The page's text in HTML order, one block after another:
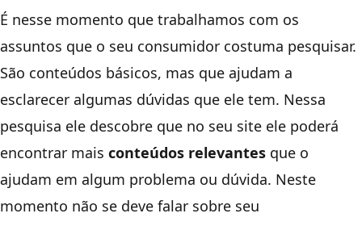
É nesse momento que trabalhamos com os
assuntos que o seu consumidor costuma pesquisar.
São conteúdos básicos, mas que ajudam a
esclarecer algumas dúvidas que ele tem. Nessa
pesquisa ele descobre que no seu site ele poderá
encontrar mais conteúdos relevantes que o
ajudam em algum problema ou dúvida. Neste
momento não se deve falar sobre seu